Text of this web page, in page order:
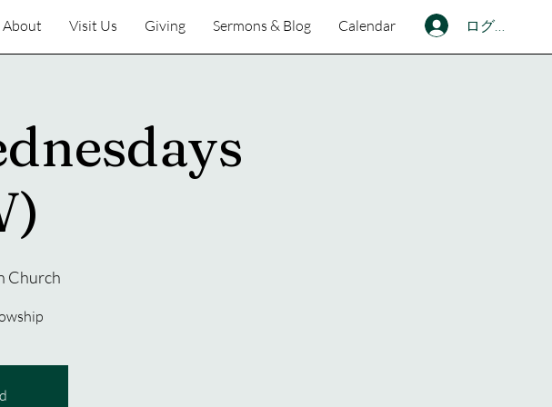
About Visit Us Giving Sermons & Blog Calendar ログイン
Church